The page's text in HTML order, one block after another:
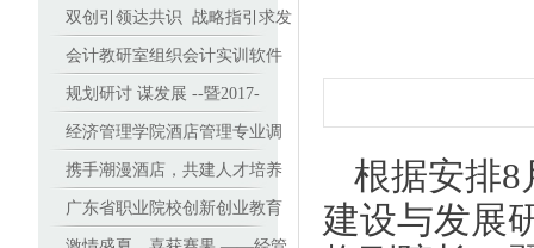
实务技能培训
成效
进 天津职业大学来我院研讨交
流
双创引领达共识 战略指引求发
展
会计教研室组织会计实训软件
培训
规划研讨 谋发展 --暨2017-
2018学年经济管理学院专业建
设与发展研讨会
经济管理学院酒店管理专业调
酒、咖啡赛事再创新高
携手潮漫酒店，共建人才培养
基地
广东省职业院校创新创业教育
根据安排8
建设与发展